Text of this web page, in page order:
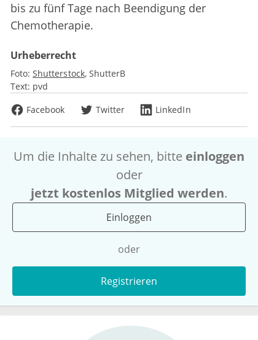
bis zu fünf Tage nach Beendigung der
Chemotherapie.
Urheberrecht
Foto: Shutterstock ShutterB
Text: pvd
Facebook
Twitter LinkedIn
Um die Inhalte zu sehen, bitte einloggen
oder
jetzt kostenlos Mitglied werden.
Einloggen
oder
Registrieren